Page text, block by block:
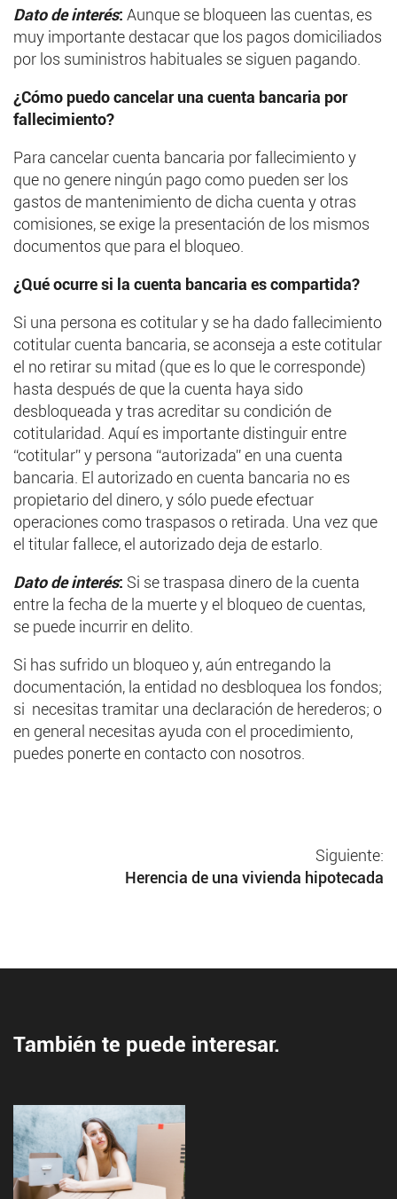
Dato de interés: Aunque se bloqueen las cuentas, es
muy importante destacar que los pagos domiciliados
por los suministros habituales se siguen pagando.
¿Cómo puedo cancelar una cuenta bancaria por
fallecimiento?
Para cancelar cuenta bancaria por fallecimiento y
que no genere ningún pago como pueden ser los
gastos de mantenimiento de dicha cuenta y otras
comisiones, se exige la presentación de los mismos
documentos que para el bloqueo.
¿Qué ocurre si la cuenta bancaria es compartida?
Si una persona es cotitular y se ha dado fallecimiento
cotitular cuenta bancaria, se aconseja a este cotitular
el no retirar su mitad (que es lo que le corresponde)
hasta después de que la cuenta haya sido
desbloqueada y tras acreditar su condición de
cotitularidad. Aquí es importante distinguir entre
“cotitular” y persona “autorizada” en una cuenta
bancaria. El autorizado en cuenta bancaria no es
propietario del dinero, y sólo puede efectuar
operaciones como traspasos o retirada. Una vez que
el titular fallece, el autorizado deja de estarlo.
Dato de interés: Si se traspasa dinero de la cuenta
entre la fecha de la muerte y el bloqueo de cuentas,
se puede incurrir en delito.
Si has sufrido un bloqueo y, aún entregando la
documentación, la entidad no desbloquea los fondos;
si necesitas tramitar una declaración de herederos; o
en general necesitas ayuda con el procedimiento,
puedes ponerte en contacto con nosotros.
Siguiente:
Herencia de una vivienda hipotecada
También te puede interesar.